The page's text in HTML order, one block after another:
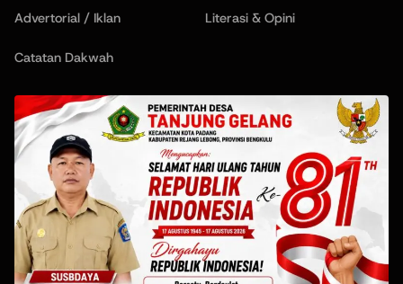
Advertorial / Iklan Literasi & Opini
Catatan Dakwah